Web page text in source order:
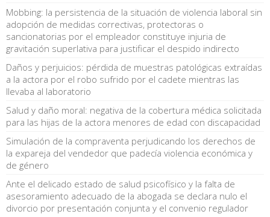
Mobbing: la persistencia de la situación de violencia laboral sin
adopción de medidas correctivas, protectoras o
sancionatorias por el empleador constituye injuria de
gravitación superlativa para justificar el despido indirecto
Daños y perjuicios: pérdida de muestras patológicas extraídas
a la actora por el robo sufrido por el cadete mientras las
llevaba al laboratorio
Salud y daño moral: negativa de la cobertura médica solicitada
para las hijas de la actora menores de edad con discapacidad
Simulación de la compraventa perjudicando los derechos de
la expareja del vendedor que padecía violencia económica y
de género
Ante el delicado estado de salud psicofísico y la falta de
asesoramiento adecuado de la abogada se declara nulo el
divorcio por presentación conjunta y el convenio regulador